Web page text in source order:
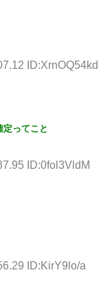
ID:XrnOQ54kd
ってこと
ID:0fol3VldM
ID:KirY9lo/a